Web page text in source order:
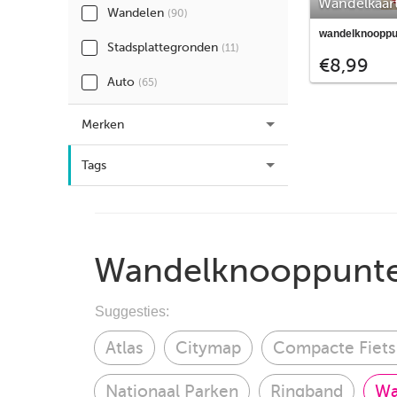
Wandelen (90)
Stadsplattegronden (11)
Auto (65)
Merken
Tags
De Loonse
Duinen en
Nationaal Park
nog levende
Europa. Het
€8,99
Suggesties:
Atlas Citymap Compacte
Nationaal Parken Ringband